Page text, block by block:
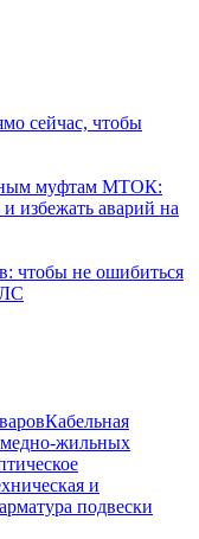
сейчас, чтобы
муфтам МТОК:
избежать аварий на
чтобы не ошибиться
Кабельная
жильных
и
подвески